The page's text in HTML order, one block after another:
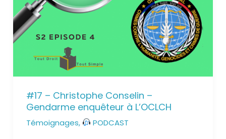
#17 – Christophe Conselin –
Gendarme enquêteur à L’OCLCH
Témoignages, PODCAST